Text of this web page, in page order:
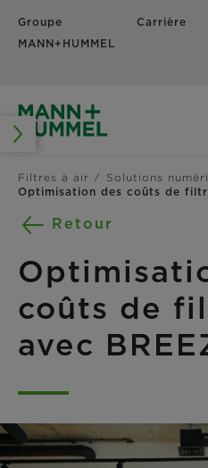
Groupe
MANN+HUMMEL
Carrière
Filtres à air
Solutions
Optimisation des coûts de
Retour
coûts de
avec